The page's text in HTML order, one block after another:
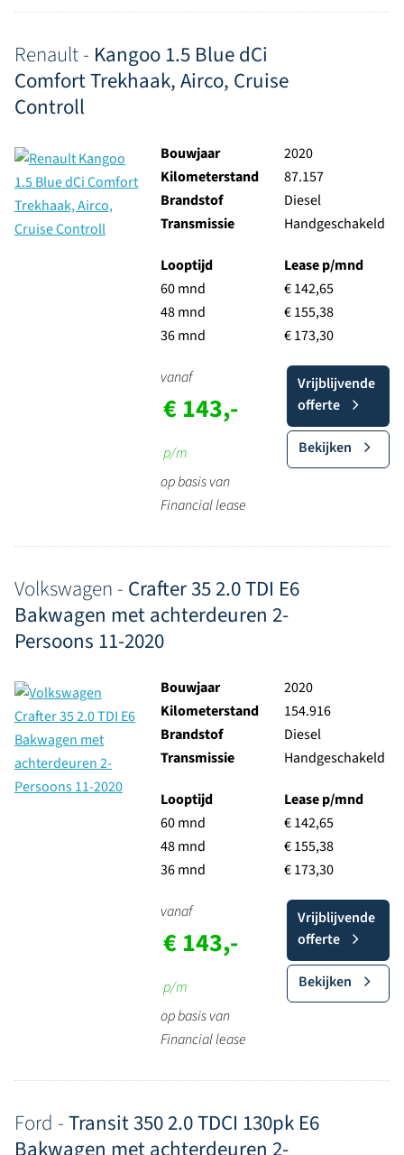
Renault - Kangoo 1.5 Blue dCi
Comfort Trekhaak, Airco, Cruise
Controll
Bouwjaar
2020
Kilometerstand
87.157
Brandstof
Diesel
Transmissie
Handgeschakeld
Looptijd
60 mnd
48 mnd
36 mnd
Lease p/mnd
€ 142,65
€ 155,38
€ 173,30
vanaf
€ 143,-
p/m
op basis van
Financial lease
Vrijblijvende
offerte
Bekijken
Volkswagen - Crafter 35 2.0 TDI E6
Bakwagen met achterdeuren 2-
Persoons 11-2020
Bouwjaar
2020
Kilometerstand
154.916
Brandstof
Diesel
Transmissie
Handgeschakeld
Looptijd
60 mnd
48 mnd
36 mnd
Lease p/mnd
€ 142,65
€ 155,38
€ 173,30
vanaf
€ 143,-
p/m
op basis van
Financial lease
Vrijblijvende
offerte
Bekijken
Ford -Transit 350 2.0 TDCI 130pk E6